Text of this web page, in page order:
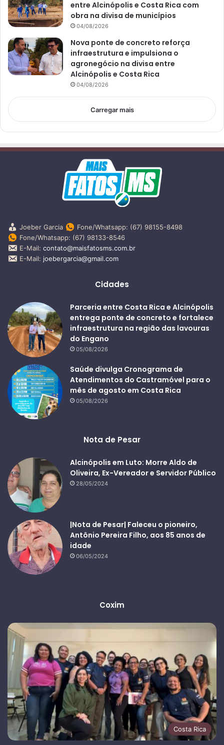
entre Alcinópolis e Costa Rica com
obra na divisa de municípios
04/08/2026
Nova ponte de concreto reforça
infraestrutura e impulsiona o
agronegócio na divisa entre
Alcinópolis e Costa Rica
04/08/2026
Carregar mais
Joeber Garcia
Fone/Whatsapp: (67) 98155-8498
Fone/Whatsapp: (67) 98133-8546
E-Mail: contato@maisfatosms.com.br
E-Mail: joebergarcia@gmail.com
Cidades
Parceria entre Costa Rica e Alcinópolis
entrega ponte de concreto e fortalece
infraestrutura na região das lavouras
do Engano
05/08/2026
Saúde divulga Cronograma de
Atendimentos do Castramóvel para o
mês de agosto em Costa Rica
05/08/2026
Nota de Pesar
Alcinópolis em Luto: Morre Aldo de
Oliveira, Ex-Vereador e Servidor Público
28/05/2024
|Nota de Pesar| Faleceu o pioneiro,
Antônio Pereira Filho, aos 85 anos de
idade
06/05/2024
Coxim
Costa Rica